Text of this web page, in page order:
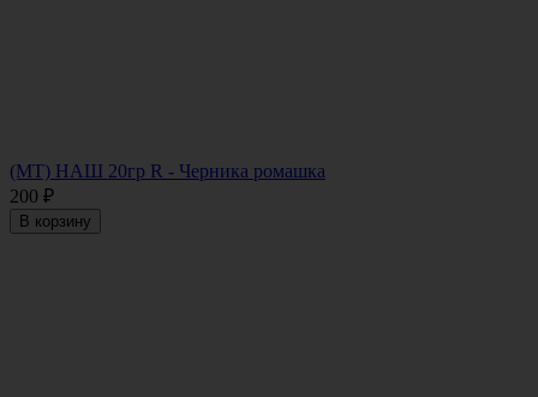
(МТ) НАШ 20гр R - Черника ромашка
200 ₽
В корзину